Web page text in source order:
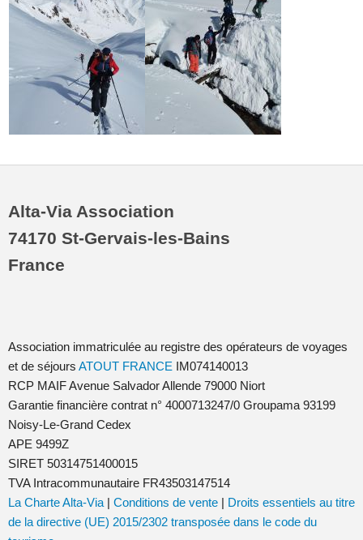
Alta-Via Association
74170 St-Gervais-les-Bains
France
Association immatriculée au registre des opérateurs de voyages
et de séjours ATOUT FRANCE IM074140013
RCP MAIF Avenue Salvador Allende 79000 Niort
Garantie financière contrat n° 4000713247/0 Groupama 93199
Noisy-Le-Grand Cedex
APE 9499Z
SIRET 50314751400015
TVA Intracommunautaire FR43503147514
La Charte Alta-Via| Conditions de vente
Droits essentiels au titre
de la directive (UE) 2015/2302 transposée dans le code du